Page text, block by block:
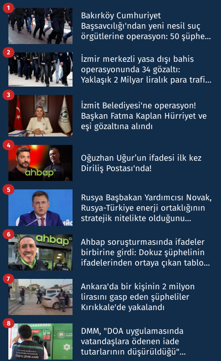
Bakırköy Cumhuriyet
Başsavcılığı'ndan yeni nesil suç
örgütlerine operasyon: 50 şüpheli
1
İzmir merkezli yasa dışı bahis
operasyonunda 34 gözaltı:
Yaklaşık 2 Milyar liralık para trafiği
2
İzmit Belediyesi'ne operasyon!
Başkan Fatma Kaplan Hürriyet ve
eşi gözaltına alındı
3
Oğuzhan Uğur’un ifadesi ilk kez
Diriliş Postası'nda!
4
Rusya Başbakan Yardımcısı Novak,
Rusya-Türkiye enerji ortaklığının
stratejik nitelikte olduğunu
5
Ahbap soruşturmasında ifadeler
birbirine girdi: Dokuz şüphelinin
ifadelerinden ortaya çıkan tablo
6
Ankara'da bir kişinin 2 milyon
lirasını gasp eden şüpheliler
Kırıkkale'de yakalandı
7
DMM, "DOA uygulamasında
vatandaşlara ödenen iade
tutarlarının düşürüldüğü"
8